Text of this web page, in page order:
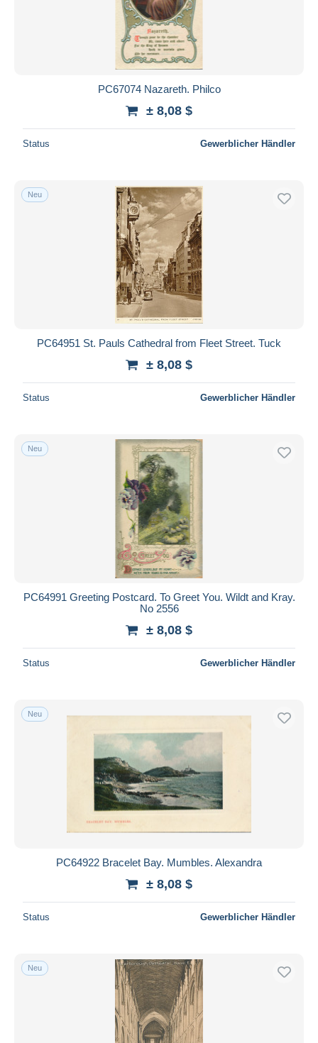
PC67074 Nazareth. Philco
± 8,08 $
Status Gewerblicher Händler
Neu
PC64951 St. Pauls Cathedral from Fleet Street. Tuck
± 8,08 $
Status Gewerblicher Händler
Neu
PC64991 Greeting Postcard. To Greet You. Wildt and Kray.
No 2556
± 8,08 $
Status Gewerblicher Händler
Neu
PC64922 Bracelet Bay. Mumbles. Alexandra
± 8,08 $
Status Gewerblicher Händler
Neu